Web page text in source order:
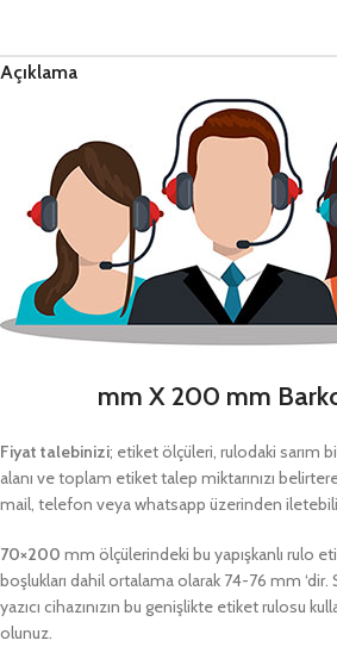
Açıklama
mm X 200 mm
Fiyat talebinizi; etiket ölçüleri, rulodaki sarım
alanı ve toplam etiket talep miktarınızı
mail, telefon veya whatsapp üzerinden
70×200 mm ölçülerindeki bu yapışkanlı rulo
boşlukları dahil ortalama olarak 74-76 mm
yazıcı cihazınızın bu genişlikte etiket rulosu
olunuz.